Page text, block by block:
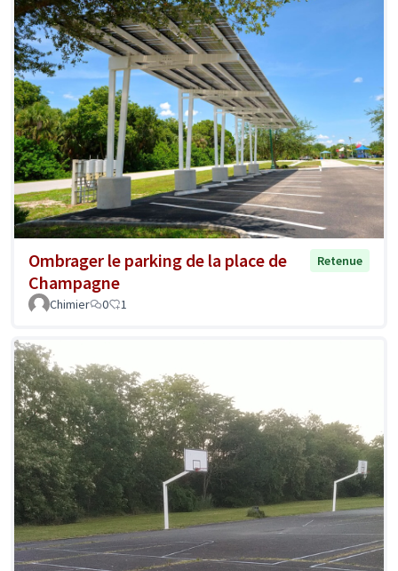
Ombrager le parking de la place de
Champagne
Retenue
Chimier 0 1